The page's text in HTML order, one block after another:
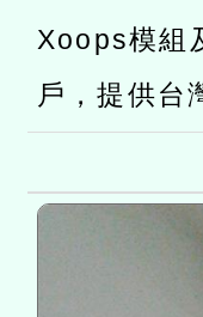
研習
北場
臺北
班」
轉知
共融
章
教育
擴大
措施
Xoops模組
戶，提供台